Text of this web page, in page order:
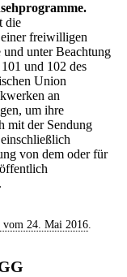
die
freiwilligen
unter Beachtung
und 102 des
Union
an
um ihre
mit der Sendung
von dem oder für
vom 24. Mai 2016.